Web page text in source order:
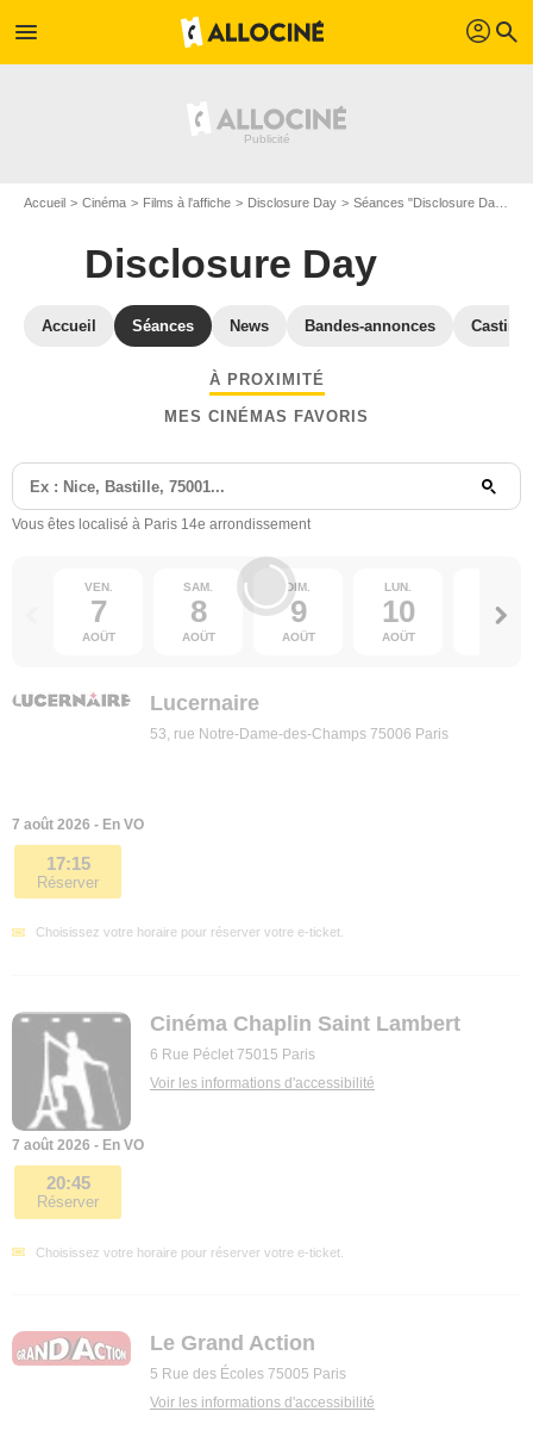
menu profil search
Accueil Cinéma Films à l'affiche Disclosure Day Séances "Disclosure Day" Paris
Disclosure Day
Accueil Séances News Bandes-annonces Casting
À PROXIMITÉ
MES CINÉMAS FAVORIS
Vous êtes localisé à Paris 14e arrondissement
VEN.
7
AOÛT
SAM.
8
AOÛT
DIM.
9
AOÛT
LUN.
10
AOÛT
11
Lucernaire
53, rue Notre-Dame-des-Champs 75006 Paris
7 août 2026 - En VO
17:15
Réserver
Choisissez votre horaire pour réserver votre e-ticket.
Cinéma Chaplin Saint Lambert
6 Rue Péclet 75015 Paris
Voir les informations d'accessibilité
7 août 2026 - En VO
20:45
Réserver
Choisissez votre horaire pour réserver votre e-ticket.
Le Grand Action
5 Rue des Écoles 75005 Paris
Voir les informations d'accessibilité